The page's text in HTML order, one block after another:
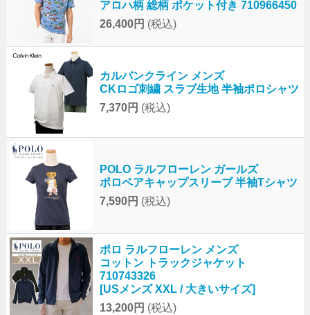
アロハ柄 総柄 ポケット付き 710966450
26,400円 (税込)
カルバンクライン メンズ
CKロゴ刺繍 スラブ生地 半袖ポロシャツ
7,370円 (税込)
POLO ラルフローレン ガールズ
ポロベアキャップスリーブ 半袖Tシャツ
7,590円 (税込)
ポロ ラルフローレン メンズ
コットン トラックジャケット
710743326
[USメンズ XXL / 大きいサイズ]
13,200円 (税込)